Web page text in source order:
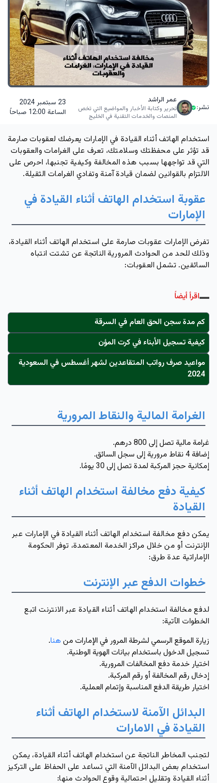
نشر:
عمر الراشد
تحرير وكتابة الأخبار والمواضيع التي تخص
المنصات والخدمات التقنية في الخليج
23 سبتمبر 2024
الساعة 12:00 صباحاً
استخدام الهاتف أثناء القيادة في الإمارات يعرضك لعقوبات صارمة
قد تؤثر على محفظتك وسلامتك، تعرف على الغرامات والعقوبات
التي قد تواجهها بسبب هذه المخالفة وكيفية تجنبها، احرص على
الالتزام بالقوانين لضمان قيادة آمنة وتفادي الغرامات الثقيلة.
عقوبة استخدام الهاتف أثناء القيادة في
الإمارات
تفرض الإمارات عقوبات صارمة على استخدام الهاتف أثناء القيادة،
وذلك للحد من الحوادث المرورية الناتجة عن تشتت انتباه
السائقين. تشمل العقوبات:
اقرأ أيضاً
كم مدة سجن الحق العام في السرقة
كيفية تسجيل الأبناء في كرت المؤن
مواعيد صرف رواتب المتقاعدين لشهر أغسطس في السعودية
2024
الغرامة المالية والنقاط المرورية
غرامة مالية تصل إلى 800 درهم.
إضافة 4 نقاط مرورية إلى سجل السائق.
إمكانية حجز المركبة لمدة تصل إلى 30 يومًا.
كيفية دفع مخالفة استخدام الهاتف أثناء
القيادة
يمكن دفع مخالفة استخدام الهاتف أثناء القيادة في الإمارات عبر
الإنترنت أو من خلال مراكز الخدمة المعتمدة، توفر الحكومة
الإماراتية عدة طرق:
خطوات الدفع عبر الإنترنت
لدفع مخالفة استخدام الهاتف أثناء القيادة عبر الانترنت اتبع
الخطوات الآتية:
زيارة الموقع الرسمي لشرطة المرور في الإمارات من هنا.
تسجيل الدخول باستخدام بيانات الهوية الوطنية.
اختيار خدمة دفع المخالفات المرورية.
إدخال رقم المخالفة أو رقم المركبة.
اختيار طريقة الدفع المناسبة وإتمام العملية.
البدائل الآمنة لاستخدام الهاتف أثناء
القيادة في الامارات
لتجنب المخاطر الناتجة عن استخدام الهاتف أثناء القيادة، يمكن
استخدام بعض البدائل الآمنة التي تساعد على الحفاظ على التركيز
أثناء القيادة وتقليل احتمالية وقوع الحوادث منها: